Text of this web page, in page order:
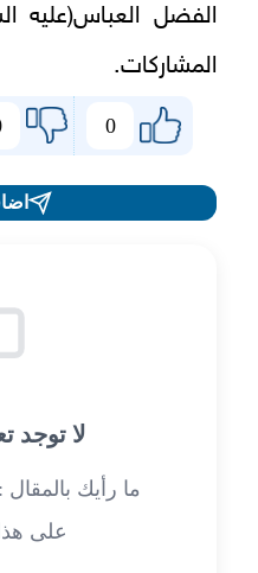
الفضل العباس(عليه
المشاركات.
0
لا توجد
ما رأيك
على